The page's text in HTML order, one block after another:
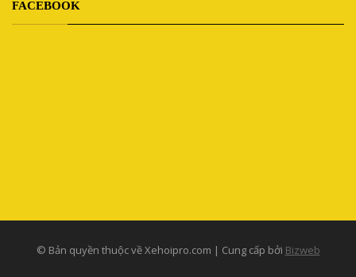
FACEBOOK
© Bản quyền thuộc về Xehoipro.com | Cung cấp bởi Bizweb